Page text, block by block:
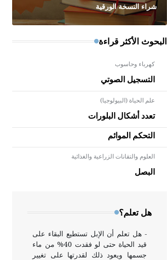
شراء النسخة الورقية
البحوث الأكثر قراءة
كهرباء وحاسوب
التسجيل الصوتي
علم الحياة (البيولوجيا)
تعدد أشكال البلورات
التحكم الموائم
العلوم والتقانات الزراعية والغذائية
البصل
هل تعلم؟
- هل تعلم أن الأبلق نوع من الفنون
الهندسية التي ارتبطت بالعمارة
الإسلامية في بلاد الشام ومصر خاصة،
- هل تعلم أن الإبل تستطيع البقاء على
قيد الحياة حتى لو فقدت 40% من ماء
جسمها ويعود ذلك لقدرتها على تغيير